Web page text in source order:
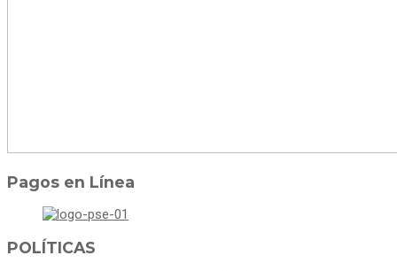
Pagos en Línea
POLÍTICAS